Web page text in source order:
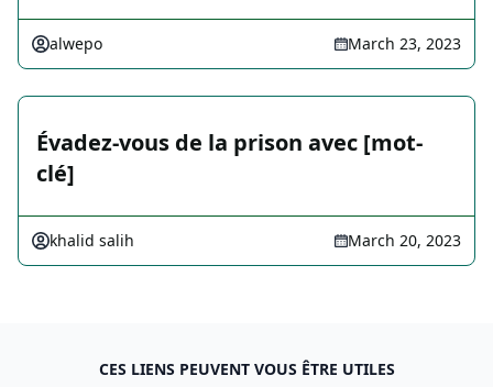
alwepo March 23, 2023
Évadez-vous de la prison avec [mot-
clé]
khalid salih March 20, 2023
CES LIENS PEUVENT VOUS ÊTRE UTILES